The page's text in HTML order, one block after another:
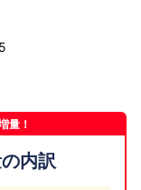
量！
内訳